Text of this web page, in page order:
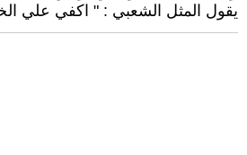
يقول المثل الشعبي : " اكفي علي